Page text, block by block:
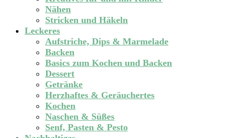
Nähen
Stricken und Häkeln
Leckeres
Aufstriche, Dips & Marmelade
Backen
Basics zum Kochen und Backen
Dessert
Getränke
Herzhaftes & Geräuchertes
Kochen
Naschen & Süßes
Senf, Pasten & Pesto